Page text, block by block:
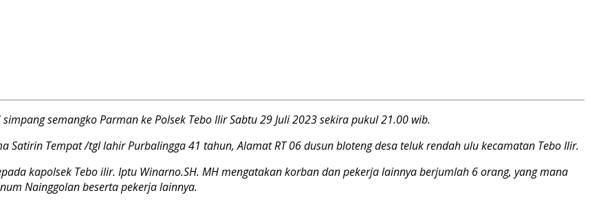
semangko Parman ke Polsek Tebo Ilir Sabtu 29 Juli 2023 sekira pukul 21.00 wib.
Tempat /tgl lahir Purbalingga 41 tahun, Alamat RT 06 dusun bloteng desa teluk rendah ulu kecamatan Tebo Ilir.
kapolsek Tebo ilir. Iptu Winarno.SH. MH mengatakan korban dan pekerja lainnya berjumlah 6 orang, yang mana
Nainggolan beserta pekerja lainnya.